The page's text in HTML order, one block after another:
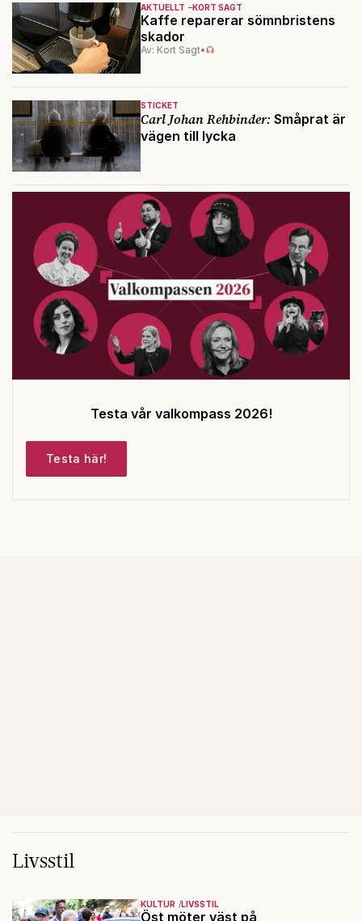
AKTUELLT KORT SAGT
Kaffe reparerar sömnbristens
skador
Av: Kort Sagt•
STICKET
Carl Johan Rehbinder: Småprat är
vägen till lycka
Testa vår valkompass 2026!
Testa här!
Livsstil
KULTUR LIVSSTIL
Öst möter väst på